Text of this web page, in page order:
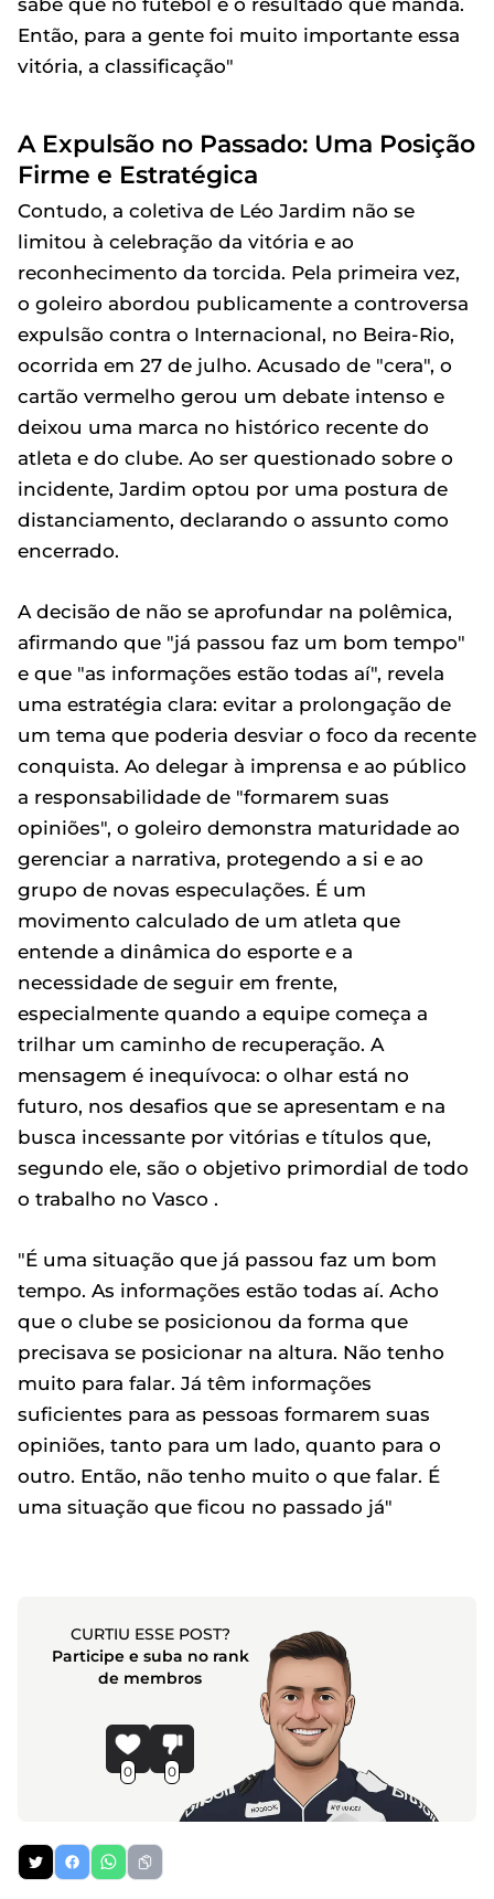
sabe que no futebol é o resultado que manda.
Então, para a gente foi muito importante essa
vitória, a classificação"
A Expulsão no Passado: Uma Posição
Firme e Estratégica
Contudo, a coletiva de Léo Jardim não se
limitou à celebração da vitória e ao
reconhecimento da torcida. Pela primeira vez,
o goleiro abordou publicamente a controversa
expulsão contra o Internacional, no Beira-Rio,
ocorrida em 27 de julho. Acusado de "cera", o
cartão vermelho gerou um debate intenso e
deixou uma marca no histórico recente do
atleta e do clube. Ao ser questionado sobre o
incidente, Jardim optou por uma postura de
distanciamento, declarando o assunto como
encerrado.
A decisão de não se aprofundar na polêmica,
afirmando que "já passou faz um bom tempo"
e que "as informações estão todas aí", revela
uma estratégia clara: evitar a prolongação de
um tema que poderia desviar o foco da recente
conquista. Ao delegar à imprensa e ao público
a responsabilidade de "formarem suas
opiniões", o goleiro demonstra maturidade ao
gerenciar a narrativa, protegendo a si e ao
grupo de novas especulações. É um
movimento calculado de um atleta que
entende a dinâmica do esporte e a
necessidade de seguir em frente,
especialmente quando a equipe começa a
trilhar um caminho de recuperação. A
mensagem é inequívoca: o olhar está no
futuro, nos desafios que se apresentam e na
busca incessante por vitórias e títulos que,
segundo ele, são o objetivo primordial de todo
o trabalho no Vasco .
"É uma situação que já passou faz um bom
tempo. As informações estão todas aí. Acho
que o clube se posicionou da forma que
precisava se posicionar na altura. Não tenho
muito para falar. Já têm informações
suficientes para as pessoas formarem suas
opiniões, tanto para um lado, quanto para o
outro. Então, não tenho muito o que falar. É
uma situação que ficou no passado já"
CURTIU ESSE POST?
Participe e suba no rank
de membros
0 0